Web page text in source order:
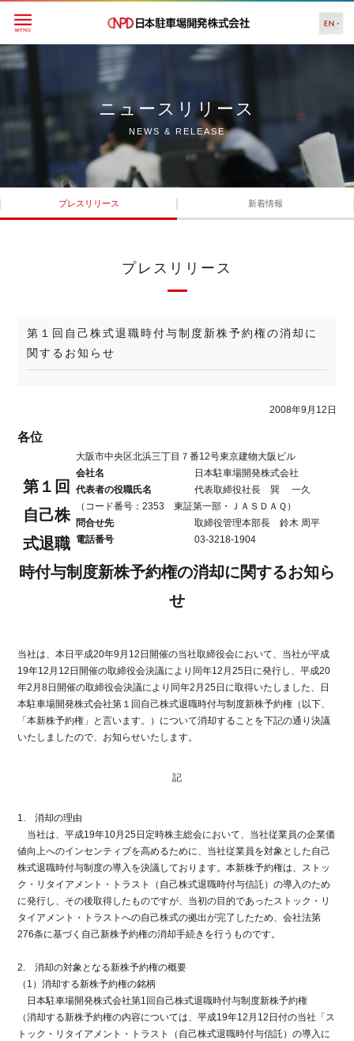
ニュースリリース
NEWS & RELEASE
プレスリリース 新着情報
プレスリリース
第１回自己株式退職時付与制度新株予約権の消却に
関するお知らせ
2008年9月12日
各位
大阪市中央区北浜三丁目７番12号東京建物大阪ビル
会社名
日本駐車場開発株式会社
代表者の役職氏名
代表取締役社長 巽 一久
（コード番号：2353 東証第一部・ＪＡＳＤＡＱ）
問合せ先
取締役管理本部長 鈴木 周平
電話番号
03-3218-1904
第１回
自己株
式退職
時付与制度新株予約権の消却に関するお知ら
せ
当社は、本日平成20年9月12日開催の当社取締役会において、当社が平成
19年12月12日開催の取締役会決議により同年12月25日に発行し、平成20
年2月8日開催の取締役会決議により同年2月25日に取得いたしました、日
本駐車場開発株式会社第１回自己株式退職時付与制度新株予約権（以下、
「本新株予約権」と言います。）について消却することを下記の通り決議
いたしましたので、お知らせいたします。
記
1. 消却の理由
当社は、平成19年10月25日定時株主総会において、当社従業員の企業価
値向上へのインセンティブを高めるために、当社従業員を対象とした自己
株式退職時付与制度の導入を決議しております。本新株予約権は、ストッ
ク・リタイアメント・トラスト（自己株式退職時付与信託）の導入のため
に発行し、その後取得したものですが、当初の目的であったストック・リ
タイアメント・トラストへの自己株式の拠出が完了したため、会社法第
276条に基づく自己新株予約権の消却手続きを行うものです。
2. 消却の対象となる新株予約権の概要
（1）消却する新株予約権の銘柄
日本駐車場開発株式会社第1回自己株式退職時付与制度新株予約権
（消却する新株予約権の内容については、平成19年12月12日付の当社「ス
トック・リタイアメント・トラスト（自己株式退職時付与信託）の導入に